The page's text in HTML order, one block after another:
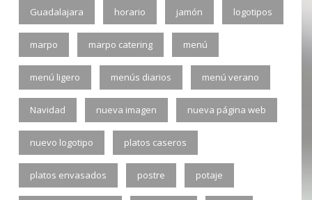
Guadalajara horario jamón logotipos
marpo marpo catering menú
menú ligero menús diarios menú verano
Navidad nueva imagen nueva página web
nuevo logotipo platos caseros
platos envasados postre potaje